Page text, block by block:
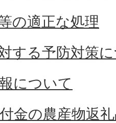
の適正な処理
する予防対策
について
金の農産物返